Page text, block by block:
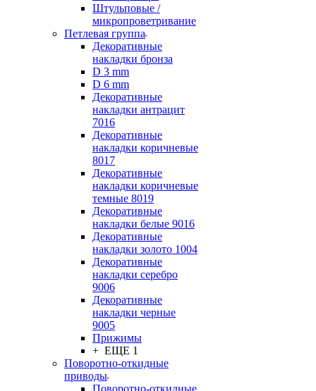
Штульповые /
микропроветривание
Петлевая группа
Декоративные
накладки бронза
D 3 mm
D 6 mm
Декоративные
накладки антрацит
7016
Декоративные
накладки коричневые
8017
Декоративные
накладки коричневые
темные 8019
Декоративные
накладки белые 9016
Декоративные
накладки золото 1004
Декоративные
накладки серебро
9006
Декоративные
накладки черные
9005
Прижимы
+ ЕЩЕ 1
Поворотно-откидные
приводы
Поворотно-откидные